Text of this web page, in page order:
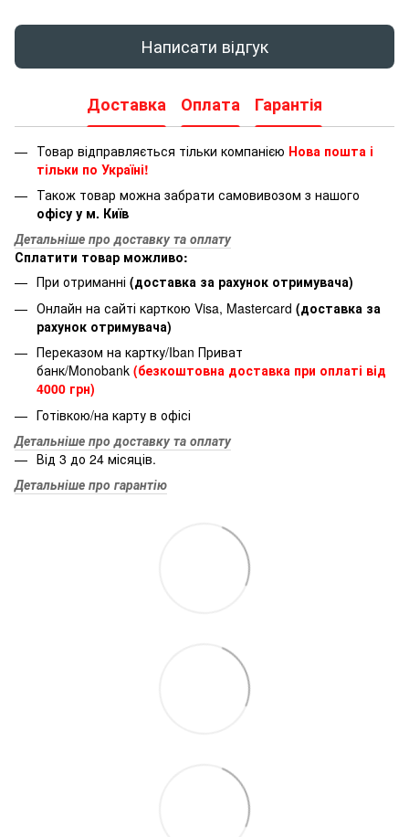
Написати відгук
Доставка Оплата Гарантія
Товар відправляється тільки компанією Нова пошта і
тільки по Україні!
Також товар можна забрати самовивозом з нашого
офісу у м. Київ
Детальніше про доставку та оплату
Сплатити товар можливо:
При отриманні (доставка за рахунок отримувача)
Онлайн на сайті карткою Visa, Mastercard (доставка за
рахунок отримувача)
Переказом на картку/Iban Приват
банк/Monobank (безкоштовна доставка при оплаті від
4000 грн)
Готівкою/на карту в офісі
Детальніше про доставку та оплату
Від 3 до 24 місяців.
Детальніше про гарантію